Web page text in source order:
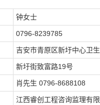
钟女士
0796-8239785
吉安市青原区新圩中心卫
新圩街致富路19号
肖先生 0796-8688108
江西睿创工程咨询监理有